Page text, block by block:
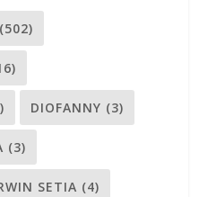
(502)
DIOFANNY (3)
(3)
SETIA (4)